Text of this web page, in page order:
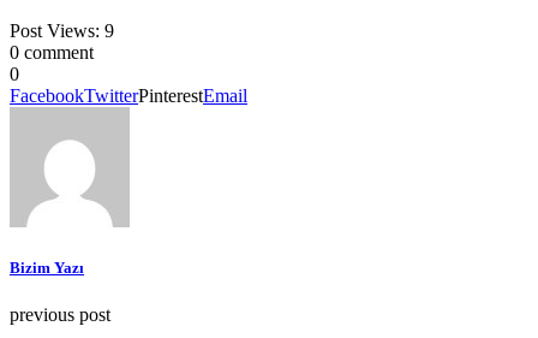
Post Views: 9
0 comment
0
FacebookTwitterPinterestEmail
Bizim Yazı
previous post